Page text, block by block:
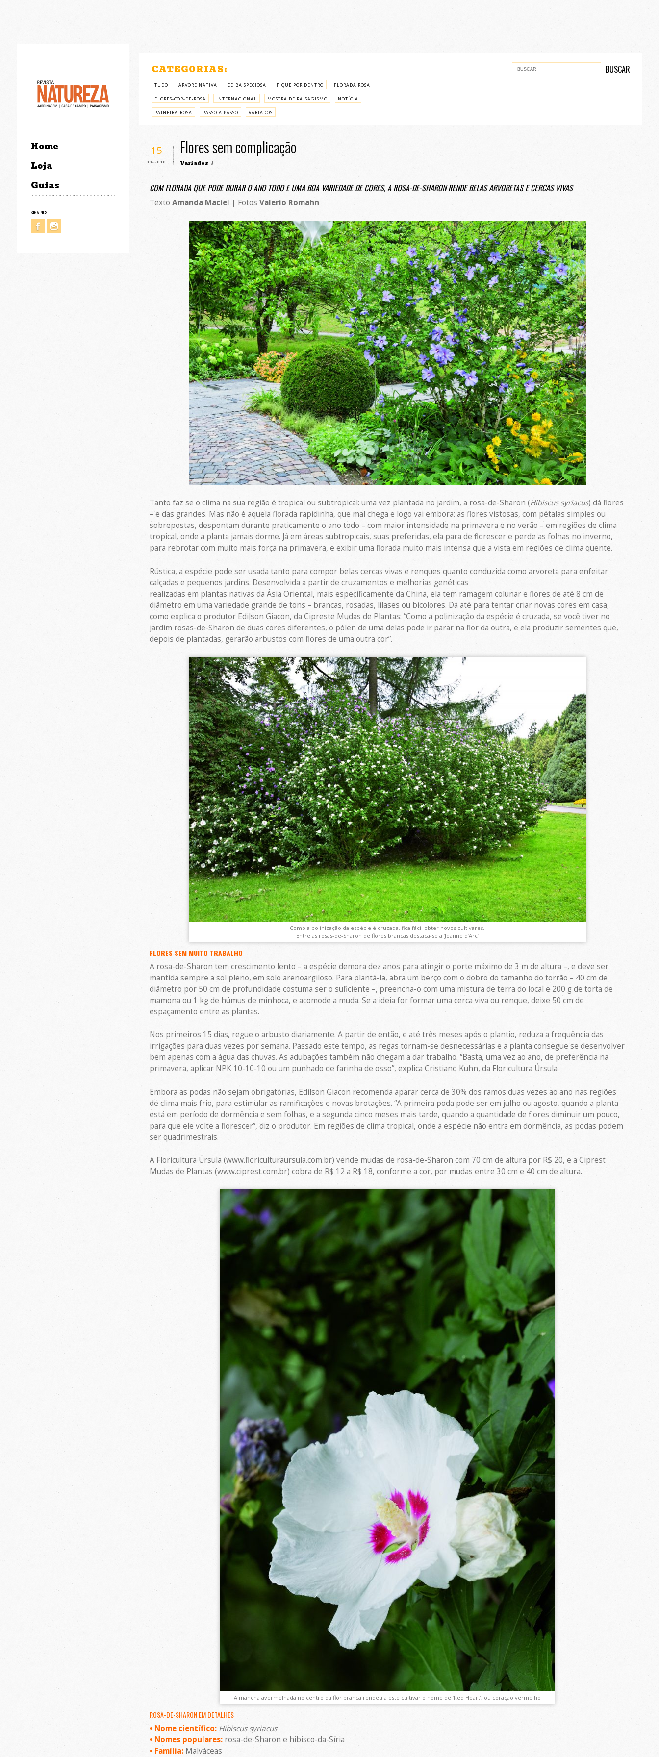
Home
Loja
Guias
SIGA-NOS
CATEGORIAS:
TUDO ÁRVORE NATIVA CEIBA SPECIOSA FIQUE POR DENTRO FLORADA ROSA
FLORES-COR-DE-ROSA INTERNACIONAL MOSTRA DE PAISAGISMO NOTÍCIA
PAINEIRA-ROSA PASSO A PASSO VARIADOS
15
08-2018
Flores sem complicação
Variados /
COM FLORADA QUE PODE DURAR O ANO TODO E UMA BOA VARIEDADE DE CORES, A ROSA-DE-SHARON RENDE BELAS ARVORETAS E CERCAS VIVAS
Texto Amanda Maciel | Fotos Valerio Romahn
Tanto faz se o clima na sua região é tropical ou subtropical: uma vez plantada no jardim, a rosa-de-Sharon (Hibiscus syriacus) dá flores
– e das grandes. Mas não é aquela florada rapidinha, que mal chega e logo vai embora: as flores vistosas, com pétalas simples ou
sobrepostas, despontam durante praticamente o ano todo – com maior intensidade na primavera e no verão – em regiões de clima
tropical, onde a planta jamais dorme. Já em áreas subtropicais, suas preferidas, ela para de florescer e perde as folhas no inverno,
para rebrotar com muito mais força na primavera, e exibir uma florada muito mais intensa que a vista em regiões de clima quente.
Rústica, a espécie pode ser usada tanto para compor belas cercas vivas e renques quanto conduzida como arvoreta para enfeitar
calçadas e pequenos jardins. Desenvolvida a partir de cruzamentos e melhorias genéticas
realizadas em plantas nativas da Ásia Oriental, mais especificamente da China, ela tem ramagem colunar e flores de até 8 cm de
diâmetro em uma variedade grande de tons – brancas, rosadas, lilases ou bicolores. Dá até para tentar criar novas cores em casa,
como explica o produtor Edilson Giacon, da Cipreste Mudas de Plantas: “Como a polinização da espécie é cruzada, se você tiver no
jardim rosas-de-Sharon de duas cores diferentes, o pólen de uma delas pode ir parar na flor da outra, e ela produzir sementes que,
depois de plantadas, gerarão arbustos com flores de uma outra cor”.
Como a polinização da espécie é cruzada, fica fácil obter novos cultivares.
Entre as rosas-de-Sharon de flores brancas destaca-se a ‘Jeanne d’Arc’
FLORES SEM MUITO TRABALHO
A rosa-de-Sharon tem crescimento lento – a espécie demora dez anos para atingir o porte máximo de 3 m de altura –, e deve ser
mantida sempre a sol pleno, em solo arenoargiloso. Para plantá-la, abra um berço com o dobro do tamanho do torrão – 40 cm de
diâmetro por 50 cm de profundidade costuma ser o suficiente –, preencha-o com uma mistura de terra do local e 200 g de torta de
mamona ou 1 kg de húmus de minhoca, e acomode a muda. Se a ideia for formar uma cerca viva ou renque, deixe 50 cm de
espaçamento entre as plantas.
Nos primeiros 15 dias, regue o arbusto diariamente. A partir de então, e até três meses após o plantio, reduza a frequência das
irrigações para duas vezes por semana. Passado este tempo, as regas tornam-se desnecessárias e a planta consegue se desenvolver
bem apenas com a água das chuvas. As adubações também não chegam a dar trabalho. “Basta, uma vez ao ano, de preferência na
primavera, aplicar NPK 10-10-10 ou um punhado de farinha de osso”, explica Cristiano Kuhn, da Floricultura Úrsula.
Embora as podas não sejam obrigatórias, Edilson Giacon recomenda aparar cerca de 30% dos ramos duas vezes ao ano nas regiões
de clima mais frio, para estimular as ramificações e novas brotações. “A primeira poda pode ser em julho ou agosto, quando a planta
está em período de dormência e sem folhas, e a segunda cinco meses mais tarde, quando a quantidade de flores diminuir um pouco,
para que ele volte a florescer”, diz o produtor. Em regiões de clima tropical, onde a espécie não entra em dormência, as podas podem
ser quadrimestrais.
A Floricultura Úrsula (www.floriculturaursula.com.br) vende mudas de rosa-de-Sharon com 70 cm de altura por R$ 20, e a Ciprest
Mudas de Plantas (www.ciprest.com.br) cobra de R$ 12 a R$ 18, conforme a cor, por mudas entre 30 cm e 40 cm de altura.
A mancha avermelhada no centro da flor branca rendeu a este cultivar o nome de ‘Red Heart’, ou coração vermelho
ROSA-DE-SHARON EM DETALHES
• Nome científico: Hibiscus syriacus
• Nomes populares:rosa-de-Sharon e hibisco-da-Síria
• Família:Malváceas